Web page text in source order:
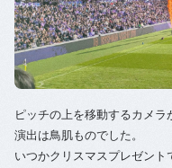
ピッチの上を移動するカメ
演出は鳥肌ものでした。
いつかクリスマスプレゼン